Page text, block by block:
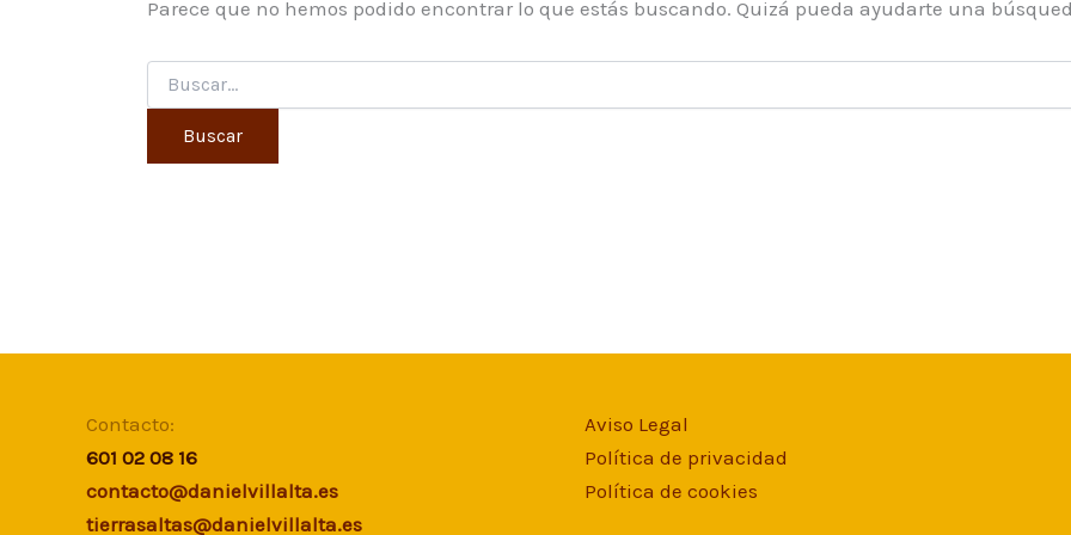
Parece que no hemos podido encontrar lo que estás buscando. Quizá pueda ayudarte una
Contacto:
601 02 08 16
contacto@danielvillalta.es
tierrasaltas@danielvillalta.es
Aviso Legal
Política de privacidad
Política de cookies